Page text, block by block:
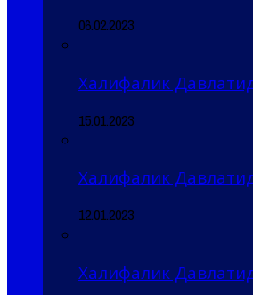
06.02.2023
Халифалик
15.01.2023
Халифалик
12.01.2023
Халифалик